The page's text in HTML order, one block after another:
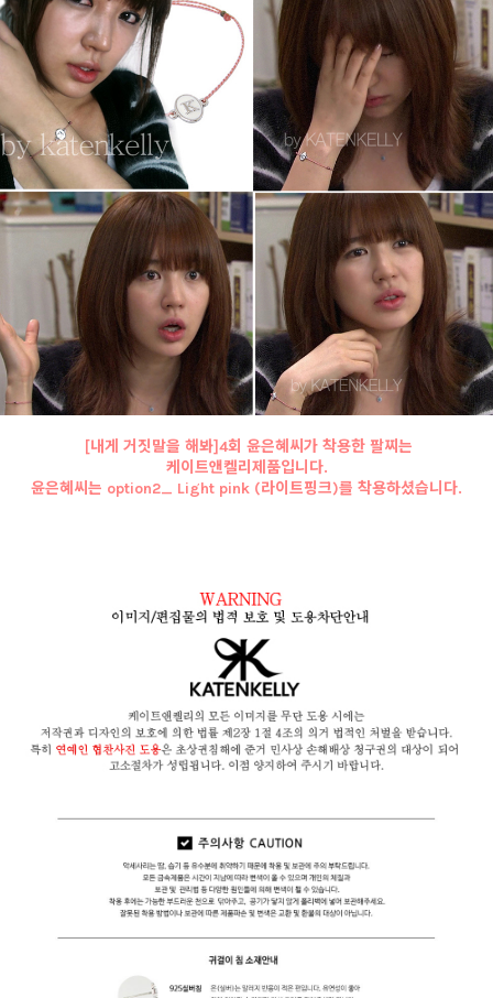
[내게 거짓말을 해봐]4회 윤은혜씨가 착용한 팔찌는
케이트앤켈리제품입니다.
윤은혜씨는 option2_ Light pink (라이트핑크)를 착용하셨습니다.